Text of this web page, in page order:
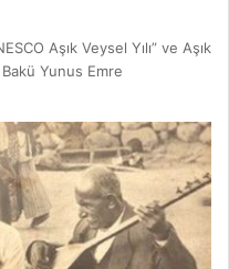
Aşık Veysel Yılı” ve Aşık
Bakü Yunus Emre